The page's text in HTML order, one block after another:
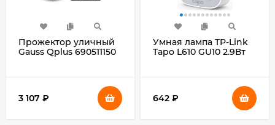
Прожектор уличный
Gauss Qplus 690511150
3 107 ₽
Умная лампа TP-Link
Tapo L610 GU10 2.9Вт
642 ₽